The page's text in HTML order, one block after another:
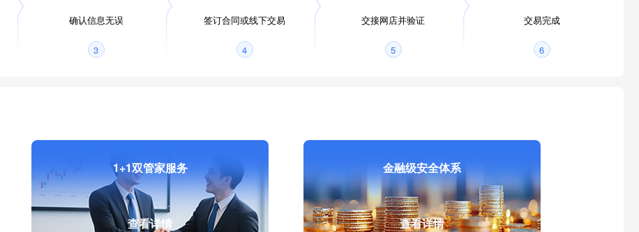
确认信息无误
3
签订合同或线下交易
4
交接网店并验证
5
交易完成
6
1+1双管家服务
查看详情
金融级安全体系
查看详情